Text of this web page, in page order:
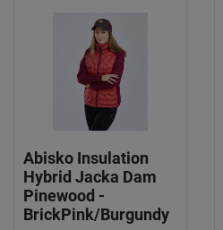
Abisko Insulation
Hybrid Jacka Dam
Pinewood -
BrickPink/Burgundy